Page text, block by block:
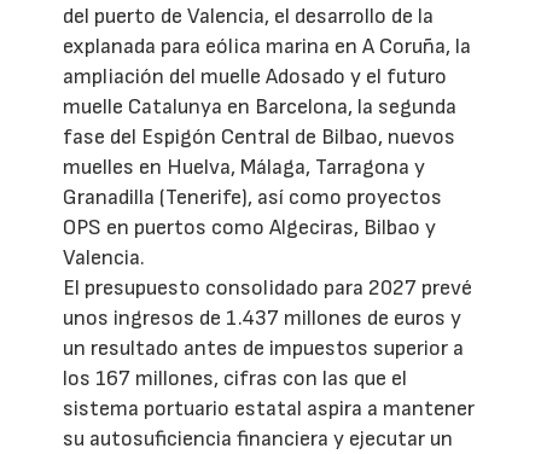
del puerto de Valencia, el desarrollo de la
explanada para eólica marina en A Coruña, la
ampliación del muelle Adosado y el futuro
muelle Catalunya en Barcelona, la segunda
fase del Espigón Central de Bilbao, nuevos
muelles en Huelva, Málaga, Tarragona y
Granadilla (Tenerife), así como proyectos
OPS en puertos como Algeciras, Bilbao y
Valencia.
El presupuesto consolidado para 2027 prevé
unos ingresos de 1.437 millones de euros y
un resultado antes de impuestos superior a
los 167 millones, cifras con las que el
sistema portuario estatal aspira a mantener
su autosuficiencia financiera y ejecutar un